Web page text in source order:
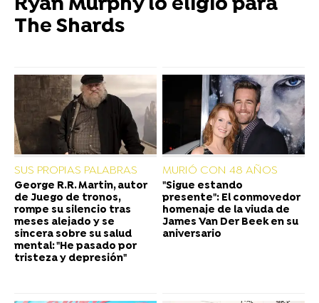
Ryan Murphy lo eligió para
The Shards
SUS PROPIAS PALABRAS
George R.R. Martin, autor
de Juego de tronos,
rompe su silencio tras
meses alejado y se
sincera sobre su salud
mental: "He pasado por
tristeza y depresión"
MURIÓ CON 48 AÑOS
"Sigue estando
presente": El conmovedor
homenaje de la viuda de
James Van Der Beek en su
aniversario